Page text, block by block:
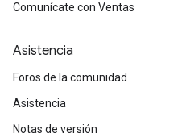
Comunícate con Ventas
Asistencia
Foros de la comunidad
Asistencia
Notas de versión